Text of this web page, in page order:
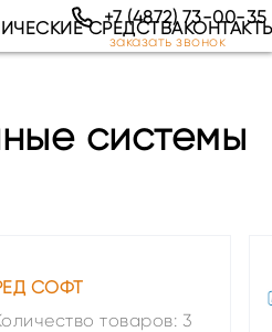
СРЕДСТВА
+7 (4872) 73-00-35
заказать звонок
системы
СОФТ
товаров: 3